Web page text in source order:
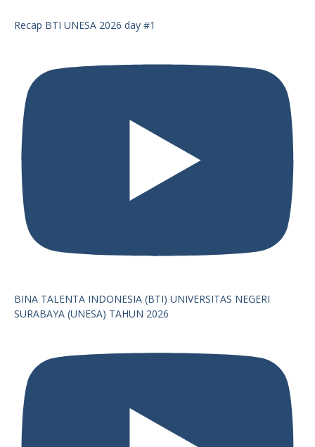
Recap BTI UNESA 2026 day #1
BINA TALENTA INDONESIA (BTI) UNIVERSITAS NEGERI
SURABAYA (UNESA) TAHUN 2026